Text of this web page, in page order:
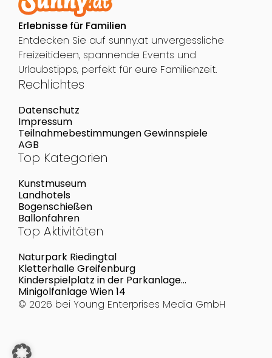
Erlebnisse für Familien
Entdecken Sie auf sunny.at unvergessliche
Freizeitideen, spannende Events und
Urlaubstipps, perfekt für eure Familienzeit.
Rechlichtes
Datenschutz
Impressum
Teilnahmebestimmungen Gewinnspiele
AGB
Top Kategorien
Kunstmuseum
Landhotels
Bogenschießen
Ballonfahren
Top Aktivitäten
Naturpark Riedingtal
Kletterhalle Greifenburg
Kinderspielplatz in der Parkanlage
Reklewskigasse
Minigolfanlage Wien 14
© 2026 bei Young Enterprises Media GmbH